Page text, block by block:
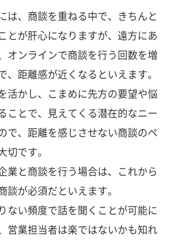
は、商談を重ねる中で、きちんと
とが肝心になりますが、遠方にあ
オンラインで商談を行う回数を増
、距離感が近くなるといえます。
活かし、こまめに先方の要望や悩
ことで、見えてくる潜在的なニー
で、距離を感じさせない商談のペ
切です。
業と商談を行う場合は、これから
談が必須だといえます。
ない頻度で話を聞くことが可能に
営業担当者は楽ではないかも知れ